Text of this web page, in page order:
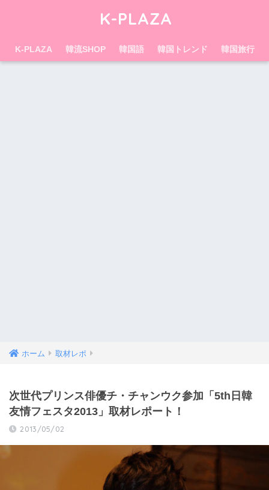
K-PLAZA
K-PLAZA 韓流SHOP 韓国語 韓国トレンド 韓国旅行
ホーム 取材レポ
次世代プリンス俳優チ・チャンウク参加「5th日韓
友情フェスタ2013」取材レポート！
2013/05/02